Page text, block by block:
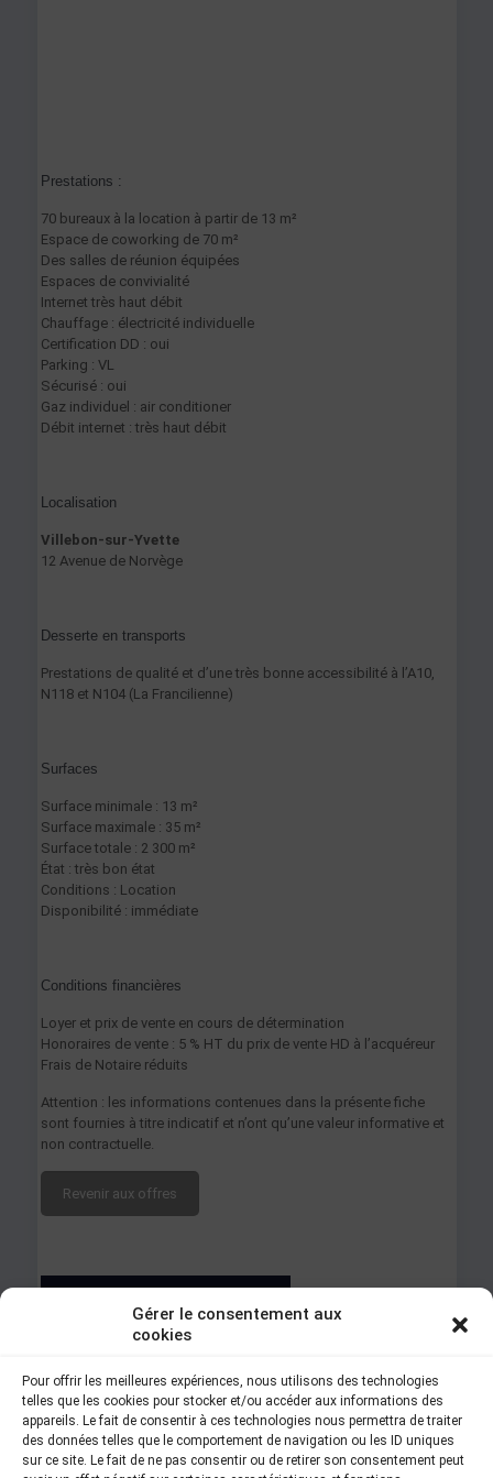
Gérer le consentement aux
cookies
Pour offrir les meilleures expériences, nous utilisons des technologies
telles que les cookies pour stocker et/ou accéder aux informations des
appareils. Le fait de consentir à ces technologies nous permettra de traiter
des données telles que le comportement de navigation ou les ID uniques
sur ce site. Le fait de ne pas consentir ou de retirer son consentement peut
Prestations :
70 bureaux à la location à partir de 13 m²
Espace de coworking de 70 m²
Des salles de réunion équipées
Espaces de convivialité
Internet très haut débit
Chauffage : électricité individuelle
Certification DD : oui
Parking : VL
Sécurisé : oui
Gaz individuel : air conditioner
Débit internet : très haut débit
Localisation
Villebon-sur-Yvette
12 Avenue de Norvège
Desserte en transports
Prestations de qualité et d’une très bonne accessibilité à l’A10,
N118 et N104 (La Francilienne)
Surfaces
Surface minimale : 13 m²
Surface maximale : 35 m²
Surface totale : 2 300 m²
État : très bon état
Conditions : Location
Disponibilité : immédiate
Conditions financières
Loyer et prix de vente en cours de détermination
Honoraires de vente : 5 % HT du prix de vente HD à l’acquéreur
Frais de Notaire réduits
Attention : les informations contenues dans la présente fiche
sont fournies à titre indicatif et n’ont qu’une valeur informative et
non contractuelle.
Revenir aux offres
Vous êtes intéressé
par ce bien ou
plus précis ?
N’hésitez pas à nous
contacter !
[contact-form-7 id= »3550″
title= »Contact form 1″]